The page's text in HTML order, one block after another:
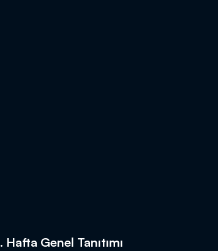
Genel Tanıtımı